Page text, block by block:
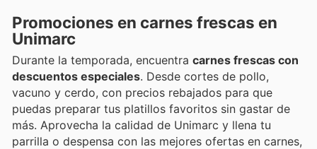
Promociones en carnes frescas en
Unimarc
Durante la temporada, encuentra carnes frescas con
descuentos especiales. Desde cortes de pollo,
vacuno y cerdo, con precios rebajados para que
puedas preparar tus platillos favoritos sin gastar de
más. Aprovecha la calidad de Unimarc y llena tu
parrilla o despensa con las mejores ofertas en carnes,